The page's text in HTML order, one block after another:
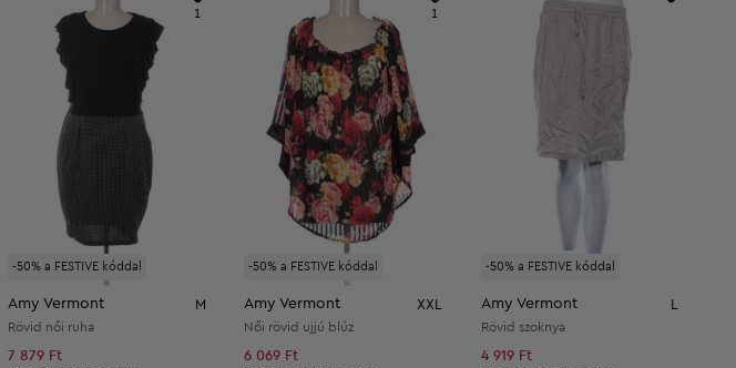
-50% a FESTIVE kóddal
1
Amy Vermont M
Rövid női ruha
7 879 Ft
-50% a FESTIVE kóddal
1
Amy Vermont XXL
Női rövid ujjú blúz
6 069 Ft
-50% a FESTIVE kóddal
Amy Vermont
Rövid szoknya
4 919 Ft